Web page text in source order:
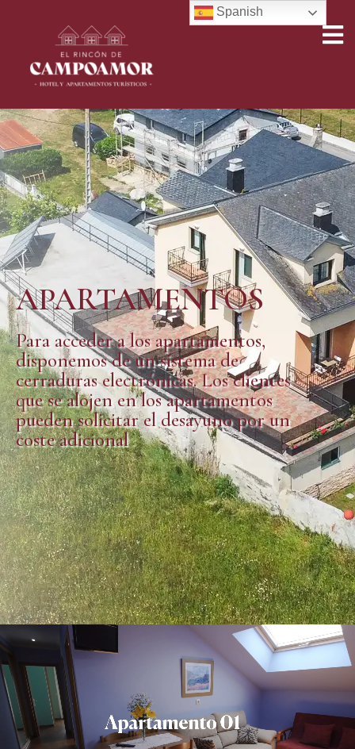
APARTAMENTOS
Para acceder a los apartamentos,
disponemos de un sistema de
cerraduras electrónicas. Los clientes
que se alojen en los apartamentos
pueden solicitar el desayuno por un
coste adicional
Spanish